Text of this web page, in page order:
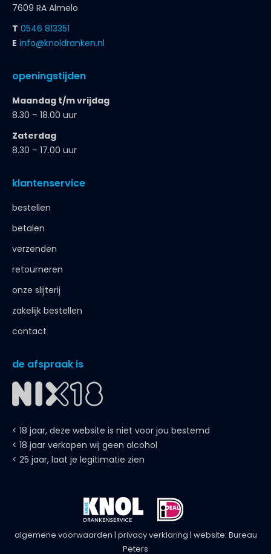
7609 RA Almelo
T 0546 813351
E info@knoldranken.nl
openingstijden
Maandag t/m vrijdag
8.30 – 18.00 uur
Zaterdag
8.30 – 17.00 uur
klantenservice
bestellen
betalen
verzenden
retourneren
onze slijterij
zakelijk bestellen
contact
de afspraak is
< 18 jaar, deze website is niet voor jou bestemd
< 18 jaar verkopen wij geen alcohol
< 25 jaar, laat je legitimatie zien
algemene voorwaarden | privacy verklaring | website: Bureau
Peters